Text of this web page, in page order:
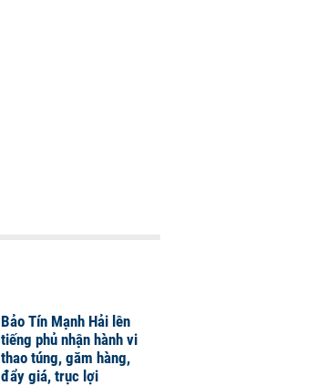
Bảo Tín Mạnh Hải lên
tiếng phủ nhận hành vi
thao túng, găm hàng,
đẩy giá, trục lợi